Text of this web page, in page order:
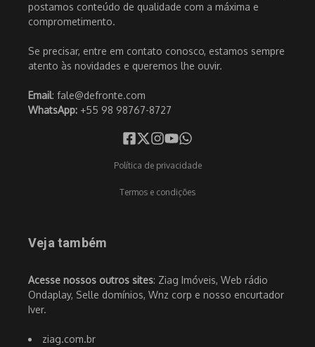
postamos conteúdo de qualidade com a máxima e
comprometimento.
Se precisar, entre em contato conosco, estamos sempre
atento às novidades e queremos lhe ouvir.
Email: fale@defronte.com
WhatsApp: +55 98 98767-8727
Política de privacidade
Termos e condições
Veja também
Acesse nossos outros sites: Ziag Imóveis, Web rádio
Ondaplay, Selle domínios, Wnz corp e nosso encurtador
Iver.
ziag.com.br